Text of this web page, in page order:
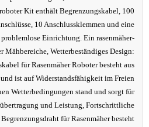
Kit enthält Begrenzungskabel, 100
10 Anschlussklemmen und eine
Einrichtung. Ein rasenmäher-
Mähbereiche, Wetterbeständiges Design:
für Rasenmäher Roboter besteht aus
ist auf Widerstandsfähigkeit im Freien
Wetterbedingungen stand und sorgt für
und Leistung, Fortschrittliche
für Rasenmäher besteht